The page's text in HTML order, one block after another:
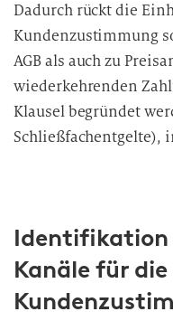
Dadurch rückt die
Kundenzustimmung
AGB als auch zu
wiederkehrenden
Klausel begründet
Schließfachentgelte),
Identifikation
Kanäle für die